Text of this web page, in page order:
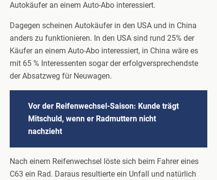
Autokäufer an einem Auto-Abo interessiert.
Dagegen scheinen Autokäufer in den USA und in China
anders zu funktionieren. In den USA sind rund 25% der
Käufer an einem Auto-Abo interessiert, in China wäre es
mit 65 % Interessenten sogar der erfolgversprechendste
der Absatzweg für Neuwagen.
Vor der Reifenwechsel-Saison: Kunde trägt
Mitschuld, wenn er Radmuttern nicht
nachzieht
Nach einem Reifenwechsel löste sich beim Fahrer eines
C63 ein Rad. Daraus resultierte ein Unfall und natürlich